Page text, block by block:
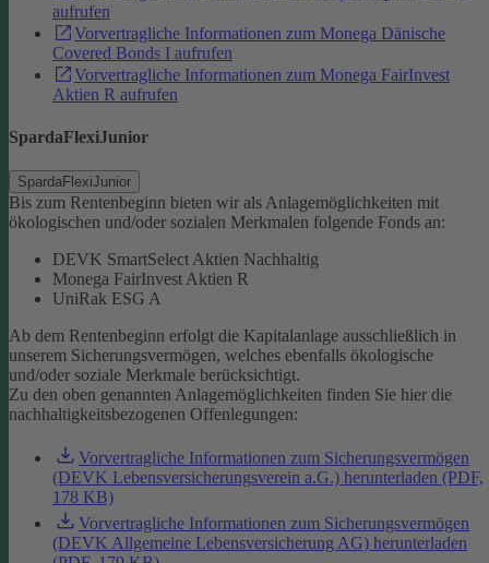
aufrufen
Vorvertragliche Informationen zum Monega Dänische
Covered Bonds I aufrufen
Vorvertragliche Informationen zum Monega FairInvest
Aktien R aufrufen
SpardaFlexiJunior
SpardaFlexiJunior
Bis zum Rentenbeginn bieten wir als Anlagemöglichkeiten mit
ökologischen und/oder sozialen Merkmalen folgende Fonds an:
DEVK SmartSelect Aktien Nachhaltig
Monega FairInvest Aktien R
UniRak ESG A
Ab dem Rentenbeginn erfolgt die Kapitalanlage ausschließlich in
unserem Sicherungsvermögen, welches ebenfalls ökologische
und/oder soziale Merkmale berücksichtigt.
Zu den oben genannten Anlagemöglichkeiten finden Sie hier die
nachhaltigkeitsbezogenen Offenlegungen:
Vorvertragliche Informationen zum Sicherungsvermögen
(DEVK Lebensversicherungsverein a.G.) herunterladen (PDF,
178 KB)
Vorvertragliche Informationen zum Sicherungsvermögen
(DEVK Allgemeine Lebensversicherung AG) herunterladen